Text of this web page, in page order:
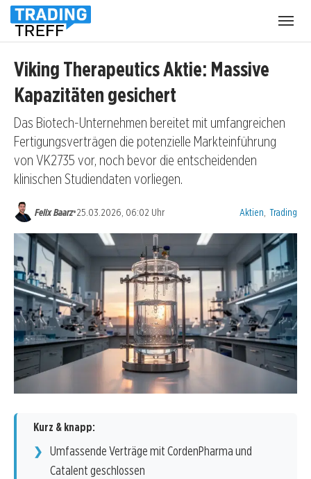
Viking Therapeutics Aktie: Massive
Kapazitäten gesichert
Das Biotech-Unternehmen bereitet mit umfangreichen
Fertigungsverträgen die potenzielle Markteinführung
von VK2735 vor, noch bevor die entscheidenden
klinischen Studiendaten vorliegen.
Felix Baarz•25.03.2026, 06:02 Uhr Kategorien:
Aktien Trading
Kurz & knapp:
Umfassende Verträge mit CordenPharma und
Catalent geschlossen